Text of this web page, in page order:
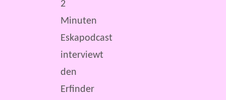
2
Minuten
Eskapodcast
interviewt
den
Erfinder